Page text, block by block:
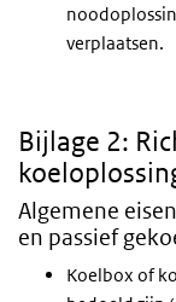
verplaatsen.
Bijlage 2:
Algemene
en passief
Koelbox of